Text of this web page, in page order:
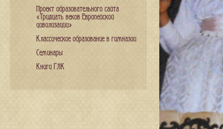
Проект образовательного сайта
«Тридцать веков Европейской
цивилизации»
Классическое образование в гимназии
Семинары
Книги ГЛК